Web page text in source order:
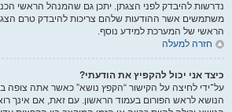
נדרשות להיבדק לפני הצגתן. יתכן גם שהמנהל הראשי
משתמשים אשר ההודעות שלהם צריכות להיבדק טרם
הראשי של המערכת למידע נוסף.
חזרה למעלה
כיצד אני יכול להקפיץ את הודעתי?
על־ידי לחיצה על הקישור “הקפץ נושא” כאשר אתה צופה
הנושא לראש הפורום בעמוד הראשון. עם זאת, אם אינך